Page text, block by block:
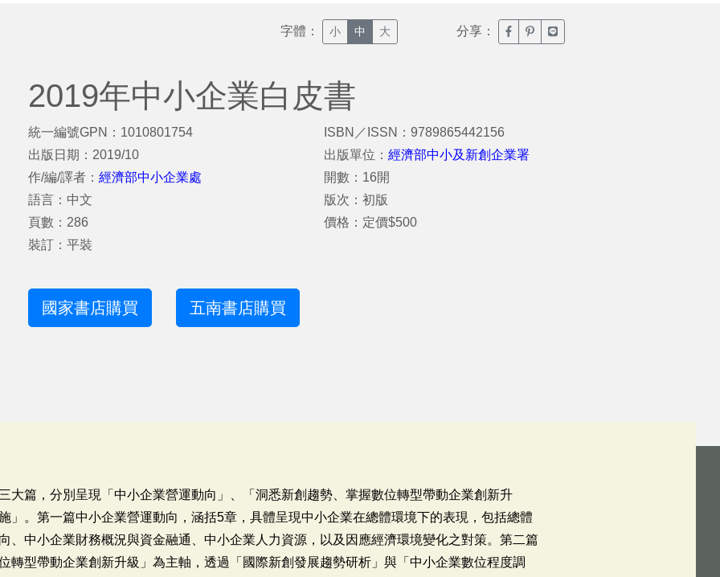
字體： 小 中 大 分享： 臉書分享(另開新視窗)
噗浪分享(另開新視窗)
Line分享(另開新視窗)
2019年中小企業白皮書
統一編號GPN：1010801754
出版日期：2019/10
作/編/譯者： 經濟部中小企業處
語言：中文
頁數：286
裝訂：平裝
ISBN／ISSN：9789865442156
出版單位：經濟部中小及新創企業署
開數：16開
版次：初版
價格：定價$500
國家書店購買 五南書店購買
大篇，分別呈現「中小企業營運動向」、「洞悉新創趨勢、掌握數位轉型帶動企業創新升
」。第一篇中小企業營運動向，涵括5章，具體呈現中小企業在總體環境下的表現，包括總體
、中小企業財務概況與資金融通、中小企業人力資源，以及因應經濟環境變化之對策。第二篇
轉型帶動企業創新升級」為主軸，透過「國際新創發展趨勢研析」與「中小企業數位程度調